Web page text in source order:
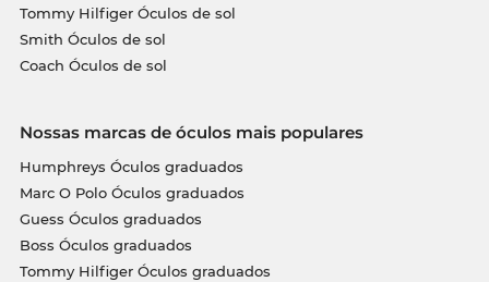
Tommy Hilfiger Óculos de sol
Smith Óculos de sol
Coach Óculos de sol
Nossas marcas de óculos mais populares
Humphreys Óculos graduados
Marc O Polo Óculos graduados
Guess Óculos graduados
Boss Óculos graduados
Tommy Hilfiger Óculos graduados